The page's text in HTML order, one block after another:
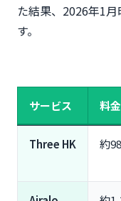
た結果、2026年1
す。
サービス 料金
Three HK 約